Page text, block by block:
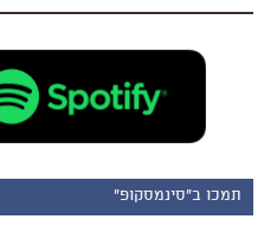
תמכו ב"סינמסקופ"